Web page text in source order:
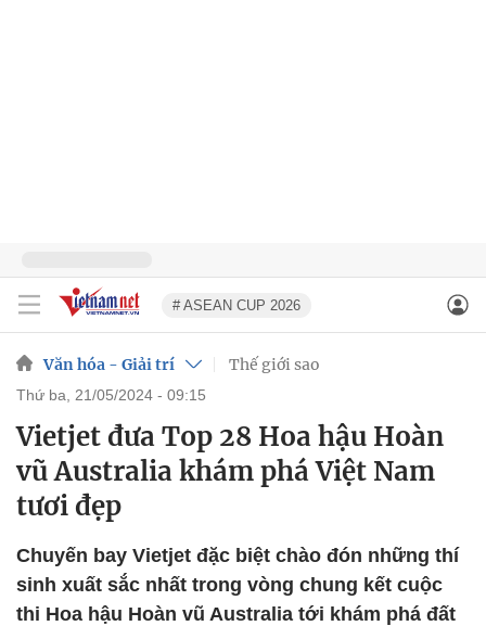
# ASEAN CUP 2026
Văn hóa - Giải trí Thế giới sao
thứ ba, 21/05/2024 - 09:15
Vietjet đưa Top 28 Hoa hậu Hoàn
vũ Australia khám phá Việt Nam
tươi đẹp
Chuyến bay Vietjet đặc biệt chào đón những thí
sinh xuất sắc nhất trong vòng chung kết cuộc
thi Hoa hậu Hoàn vũ Australia tới khám phá đất